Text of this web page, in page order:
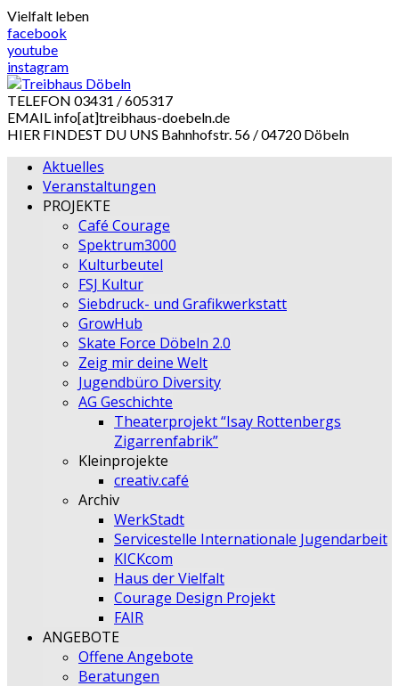
Skip
to
content
Vielfalt leben
facebook
youtube
instagram
TELEFON 03431 / 605317
EMAIL info[at]treibhaus-doebeln.de
HIER FINDEST DU UNS Bahnhofstr. 56 / 04720 Döbeln
Aktuelles
Veranstaltungen
PROJEKTE
Café Courage
Spektrum3000
Kulturbeutel
FSJ Kultur
Siebdruck- und Grafikwerkstatt
GrowHub
Skate Force Döbeln 2.0
Zeig mir deine Welt
Jugendbüro Diversity
AG Geschichte
Theaterprojekt “Isay Rottenbergs
Zigarrenfabrik”
Kleinprojekte
creativ.café
Archiv
WerkStadt
Servicestelle Internationale Jugendarbeit
KICKcom
Haus der Vielfalt
Courage Design Projekt
FAIR
ANGEBOTE
Offene Angebote
Beratungen